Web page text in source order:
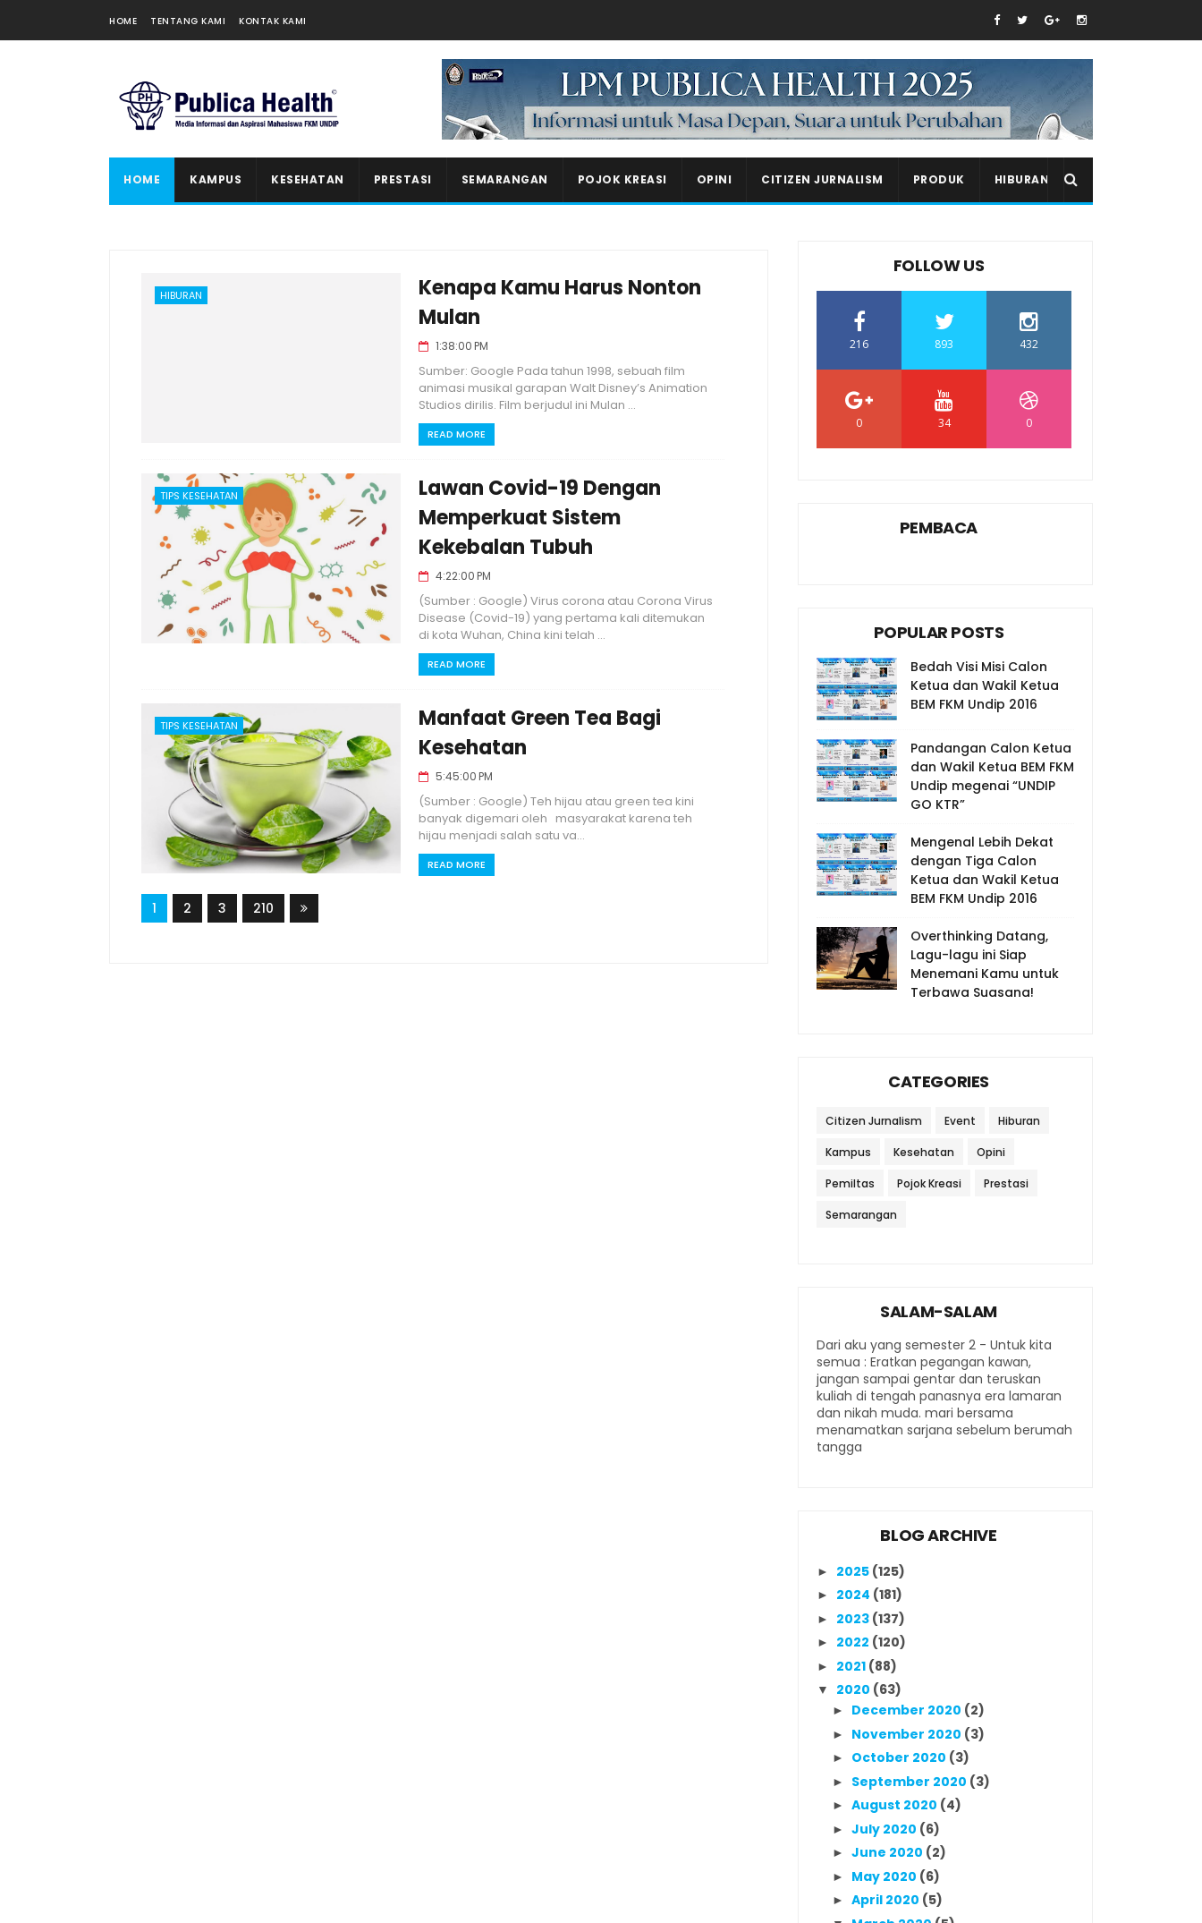
HOME TENTANG KAMI KONTAK KAMI
Masukkan iklan disini!
HOME KAMPUS KESEHATAN PRESTASI SEMARANGAN POJOK KREASI OPINI CITIZEN JURNALISM PRODUK HIBURAN
HIBURAN
Kenapa Kamu Harus Nonton
Mulan
1:38:00 PM
Sumber: Google Pada tahun 1998, sebuah film
animasi musikal garapan Walt Disney’s Animation
Studios dirilis. Film berjudul ini Mulan ...
READ MORE
TIPS KESEHATAN
Lawan Covid-19 Dengan
Memperkuat Sistem
Kekebalan Tubuh
4:22:00 PM
(Sumber : Google) Virus corona atau Corona Virus
Disease (Covid-19) yang pertama kali ditemukan
di kota Wuhan, China kini telah ...
READ MORE
TIPS KESEHATAN
Manfaat Green Tea Bagi
Kesehatan
5:45:00 PM
(Sumber : Google) Teh hijau atau green tea kini
banyak digemari oleh masyarakat karena teh
hijau menjadi salah satu va...
READ MORE
1 2 3 210
FOLLOW US
216 893 432
0 34 0
PEMBACA
POPULAR POSTS
Bedah Visi Misi Calon
Ketua dan Wakil Ketua
BEM FKM Undip 2016
Pandangan Calon Ketua
dan Wakil Ketua BEM FKM
Undip megenai “UNDIP
GO KTR”
Mengenal Lebih Dekat
dengan Tiga Calon
Ketua dan Wakil Ketua
BEM FKM Undip 2016
Overthinking Datang,
Lagu-lagu ini Siap
Menemani Kamu untuk
Terbawa Suasana!
CATEGORIES
Citizen Jurnalism Event Hiburan
Kampus Kesehatan Opini
Pemiltas Pojok Kreasi Prestasi
Semarangan
SALAM-SALAM
Dari aku yang semester 2 - Untuk kita
semua : Eratkan pegangan kawan,
jangan sampai gentar dan teruskan
kuliah di tengah panasnya era lamaran
dan nikah muda. mari bersama
menamatkan sarjana sebelum berumah
tangga
BLOG ARCHIVE
► 2025 (125)
► 2024 (181)
► 2023 (137)
► 2022 (120)
► 2021 (88)
▼ 2020 (63)
► December 2020 (2)
► November 2020 (3)
► October 2020 (3)
► September 2020 (3)
► August 2020 (4)
► July 2020 (6)
► June 2020 (2)
► May 2020 (6)
► April 2020 (5)